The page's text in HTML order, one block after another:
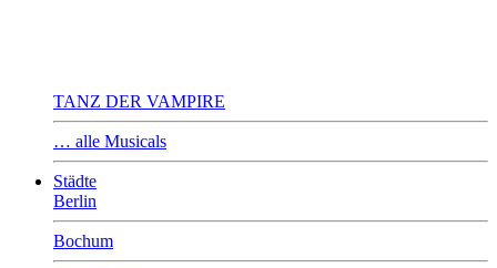
TANZ DER VAMPIRE
… alle Musicals
Städte
Berlin
Bochum